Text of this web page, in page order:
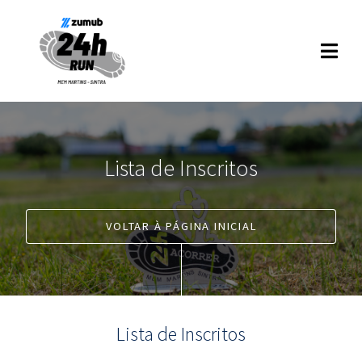
Lista de Inscritos
VOLTAR À PÁGINA INICIAL
Lista de Inscritos